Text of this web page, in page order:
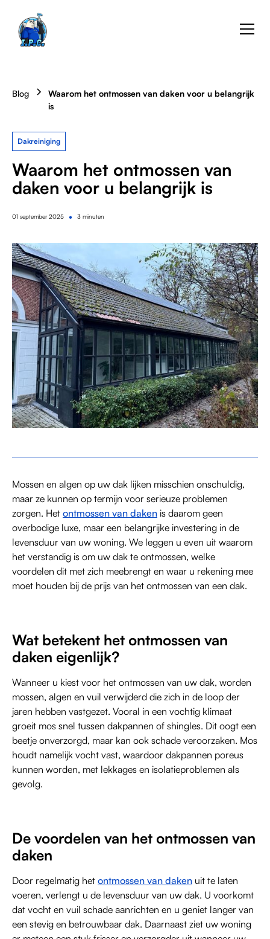
Blog
Waarom het ontmossen van daken voor u belangrijk
is
Dakreiniging
Waarom het ontmossen van
daken voor u belangrijk is
01 september 2025 • 3 minuten
Mossen en algen op uw dak lijken misschien onschuldig,
maar ze kunnen op termijn voor serieuze problemen
zorgen. Het ontmossen van daken is daarom geen
overbodige luxe, maar een belangrijke investering in de
levensduur van uw woning. We leggen u even uit waarom
het verstandig is om uw dak te ontmossen, welke
voordelen dit met zich meebrengt en waar u rekening mee
moet houden bij de prijs van het ontmossen van een dak.
Wat betekent het ontmossen van
daken eigenlijk?
Wanneer u kiest voor het ontmossen van uw dak, worden
mossen, algen en vuil verwijderd die zich in de loop der
jaren hebben vastgezet. Vooral in een vochtig klimaat
groeit mos snel tussen dakpannen of shingles. Dit oogt een
beetje onverzorgd, maar kan ook schade veroorzaken. Mos
houdt namelijk vocht vast, waardoor dakpannen poreus
kunnen worden, met lekkages en isolatieproblemen als
gevolg.
De voordelen van het ontmossen van
daken
Door regelmatig het ontmossen van daken uit te laten
voeren, verlengt u de levensduur van uw dak. U voorkomt
dat vocht en vuil schade aanrichten en u geniet langer van
een stevig en betrouwbaar dak. Daarnaast ziet uw woning